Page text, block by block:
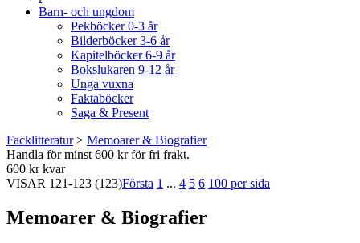
Barn- och ungdom
Pekböcker 0-3 år
Bilderböcker 3-6 år
Kapitelböcker 6-9 år
Bokslukaren 9-12 år
Unga vuxna
Faktaböcker
Saga & Present
Facklitteratur> Memoarer & Biografier
Handla för minst 600 kr för fri frakt.
600 kr kvar
VISAR 121-123 (123)Första 1 ... 4 5 6 100 per sida
Memoarer & Biografier